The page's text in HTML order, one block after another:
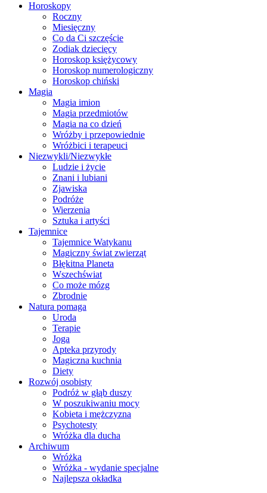
Horoskopy
Roczny
Miesięczny
Co da Ci szczęście
Zodiak dziecięcy
Horoskop księżycowy
Horoskop numerologiczny
Horoskop chiński
Magia
Magia imion
Magia przedmiotów
Magia na co dzień
Wróżby i przepowiednie
Wróżbici i terapeuci
Niezwykli/Niezwykłe
Ludzie i życie
Znani i lubiani
Zjawiska
Podróże
Wierzenia
Sztuka i artyści
Tajemnice
Tajemnice Watykanu
Magiczny świat zwierząt
Błękitna Planeta
Wszechświat
Co może mózg
Zbrodnie
Natura pomaga
Uroda
Terapie
Joga
Apteka przyrody
Magiczna kuchnia
Diety
Rozwój osobisty
Podróż w głąb duszy
W poszukiwaniu mocy
Kobieta i mężczyzna
Psychotesty
Wróżka dla ducha
Archiwum
Wróżka
Wróżka - wydanie specjalne
Najlepsza okładka